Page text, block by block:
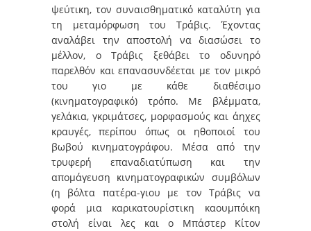
ψεύτικη, τον συναισθηματικό καταλύτη για
τη μεταμόρφωση του Τράβις. Έχοντας
αναλάβει την αποστολή να διασώσει το
μέλλον, ο Τράβις ξεθάβει το οδυνηρό
παρελθόν και επανασυνδέεται με τον μικρό
του γιο με κάθε διαθέσιμο
(κινηματογραφικό) τρόπο. Με βλέμματα,
γελάκια, γκριμάτσες, μορφασμούς και άηχες
κραυγές, περίπου όπως οι ηθοποιοί του
βωβού κινηματογράφου. Μέσα από την
τρυφερή επαναδιατύπωση και την
απομάγευση κινηματογραφικών συμβόλων
(η βόλτα πατέρα-γιου με τον Τράβις να
φορά μια καρικατουρίστικη καουμπόικη
στολή είναι λες και ο Μπάστερ Κίτον